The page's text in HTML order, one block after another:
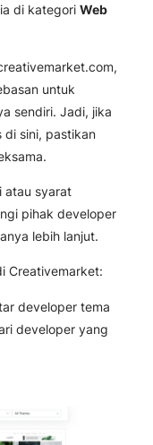
di kategori Web
untuk
sendiri. Jadi, jika
di sini, pastikan
atau syarat
pihak developer
lebih lanjut.
Creativemarket:
developer tema
developer yang